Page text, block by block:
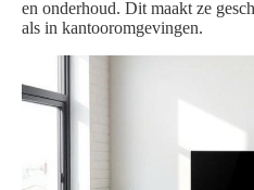
en onderhoud. Dit maakt ze
als in kantooromgevingen.